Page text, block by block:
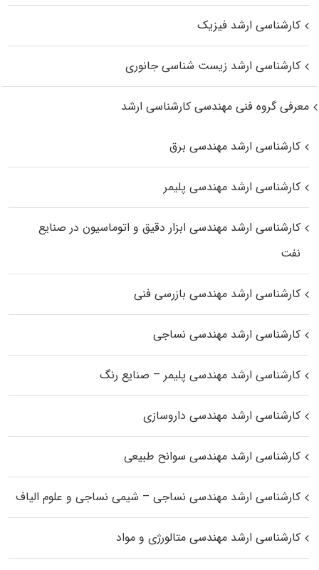
کارشناسی ارشد فیزیک
کارشناسی ارشد زیست‌ شناسی جانوری
معرفی گروه فنی مهندسی کارشناسی ارشد
کارشناسی ارشد مهندسی برق
کارشناسی ارشد مهندسی پلیمر
کارشناسی ارشد مهندسی ابزار دقیق و اتوماسیون در صنایع
نفت
کارشناسی ارشد مهندسی بازرسی فنی
کارشناسی ارشد مهندسی نساجی
کارشناسی ارشد مهندسی پلیمر – صنایع رنگ
کارشناسی ارشد مهندسی داروسازی
کارشناسی ارشد مهندسی سوانح طبیعی
کارشناسی ارشد مهندسی نساجی – شیمی نساجی و علوم الیاف
کارشناسی ارشد مهندسی متالورژی و مواد